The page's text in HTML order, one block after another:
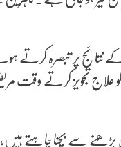
کے نتائج پر تبصرہ
علاج تجویز کرتے وقت
بڑھنے سے بچنا چاہتے